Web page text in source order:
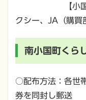
【小国郷内】
クシー、JA（購買
南小国町くら
○配布方法：各世
券を同封し郵送